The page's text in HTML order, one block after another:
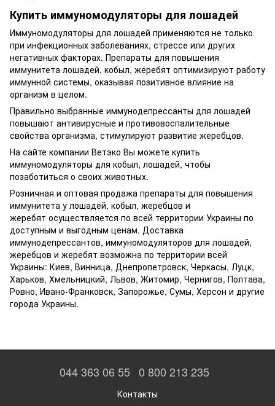
Купить иммуномодуляторы для лошадей
Иммуномодуляторы для лошадей применяются не только
при инфекционных заболеваниях, стрессе или других
негативных факторах. Препараты для повышения
иммунитета лошадей, кобыл, жеребят оптимизируют работу
иммунной системы, оказывая позитивное влияние на
организм в целом.
Правильно выбранные иммунодепрессанты для лошадей
повышают антивирусные и противовоспалительные
свойства организма, стимулируют развитие жеребцов.
На сайте компании Ветэко Вы можете купить
иммуномодуляторы для кобыл, лошадей, чтобы
позаботиться о своих животных.
Розничная и оптовая продажа препараты для повышения
иммунитета у лошадей, кобыл, жеребцов и
жеребят осуществляется по всей территории Украины по
доступным и выгодным ценам. Доставка
иммунодепрессантов, иммуномодуляторов для лошадей,
жеребцов и жеребят возможна по территории всей
Украины: Киев, Винница, Днепропетровск, Черкасы, Луцк,
Харьков, Хмельницкий, Львов, Житомир, Чернигов, Полтава,
Ровно, Ивано-Франковск, Запорожье, Сумы, Херсон и другие
города Украины.
044 363 06 55 0 800 213 235
Контакты